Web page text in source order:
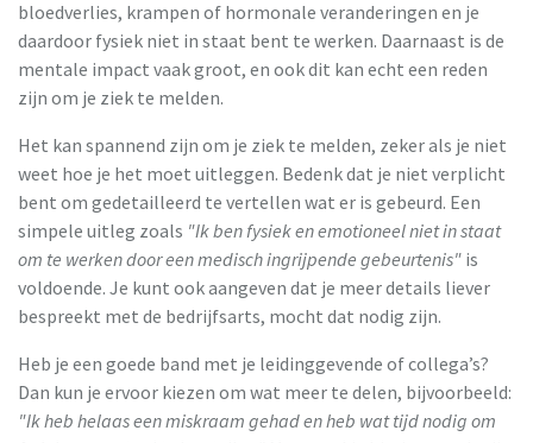
bloedverlies, krampen of hormonale veranderingen en je
daardoor fysiek niet in staat bent te werken. Daarnaast is de
mentale impact vaak groot, en ook dit kan echt een reden
zijn om je ziek te melden.
Het kan spannend zijn om je ziek te melden, zeker als je niet
weet hoe je het moet uitleggen. Bedenk dat je niet verplicht
bent om gedetailleerd te vertellen wat er is gebeurd. Een
simpele uitleg zoals "Ik ben fysiek en emotioneel niet in staat
om te werken door een medisch ingrijpende gebeurtenis" is
voldoende. Je kunt ook aangeven dat je meer details liever
bespreekt met de bedrijfsarts, mocht dat nodig zijn.
Heb je een goede band met je leidinggevende of collega’s?
Dan kun je ervoor kiezen om wat meer te delen, bijvoorbeeld:
"Ik heb helaas een miskraam gehad en heb wat tijd nodig om